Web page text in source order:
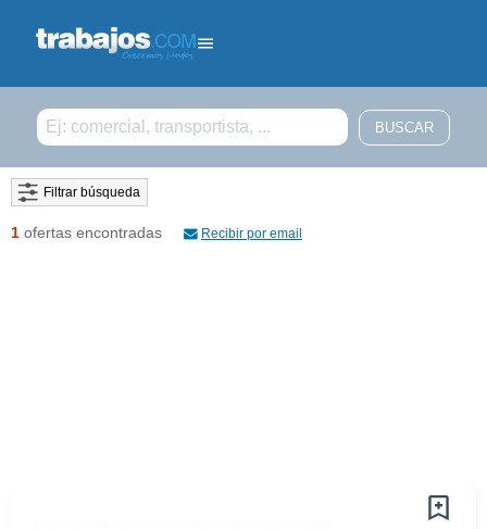
Filtrar búsqueda
1 ofertas encontradas Recibir por email